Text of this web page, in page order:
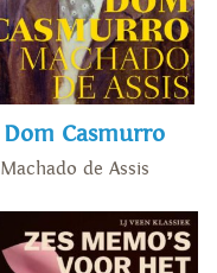
Dom Casmurro
Machado de Assis